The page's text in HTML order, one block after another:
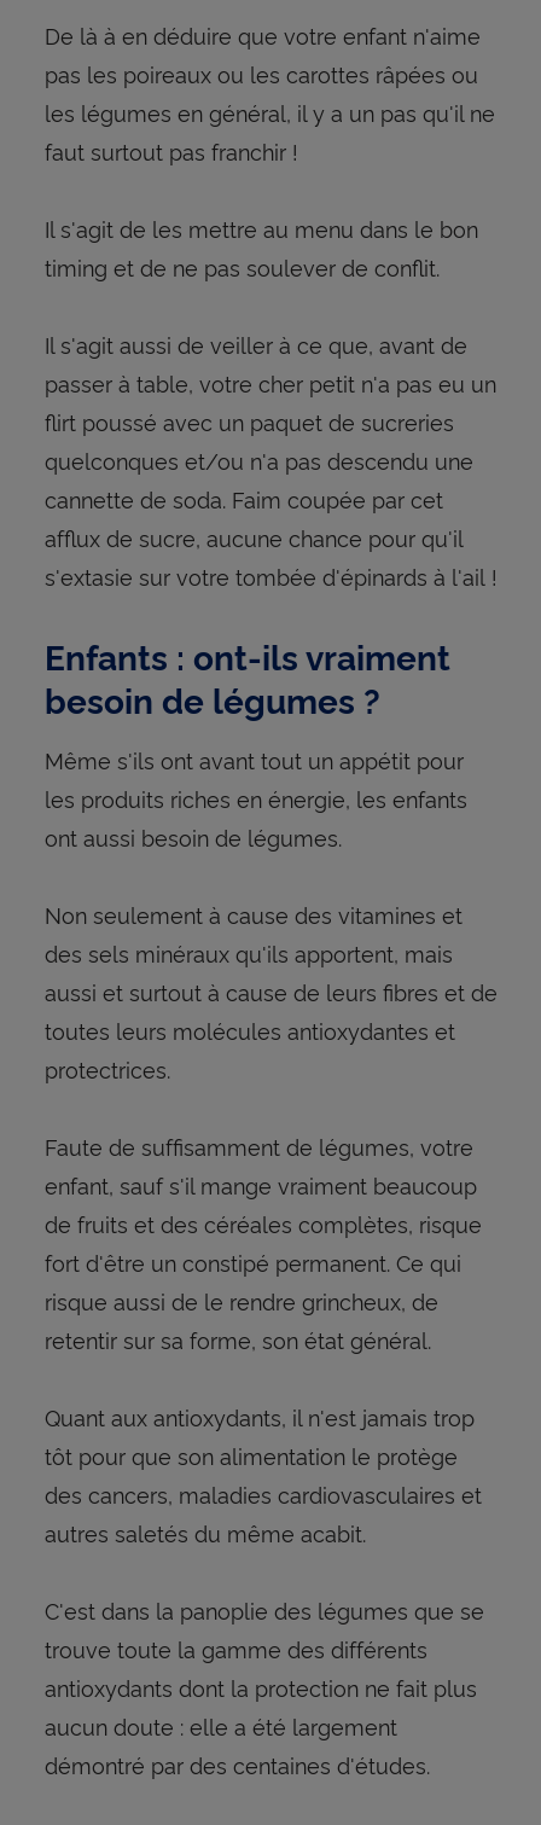
De là à en déduire que votre enfant n'aime
pas les poireaux ou les carottes râpées ou
les légumes en général, il y a un pas qu'il ne
faut surtout pas franchir !
Il s'agit de les mettre au menu dans le bon
timing et de ne pas soulever de conflit.
Il s'agit aussi de veiller à ce que, avant de
passer à table, votre cher petit n'a pas eu un
flirt poussé avec un paquet de sucreries
quelconques et/ou n'a pas descendu une
cannette de soda. Faim coupée par cet
afflux de sucre, aucune chance pour qu'il
s'extasie sur votre tombée d'épinards à l'ail !
Enfants : ont-ils vraiment
besoin de légumes ?
Même s'ils ont avant tout un appétit pour
les produits riches en énergie, les enfants
ont aussi besoin de légumes.
Non seulement à cause des vitamines et
des sels minéraux qu'ils apportent, mais
aussi et surtout à cause de leurs fibres et de
toutes leurs molécules antioxydantes et
protectrices.
Faute de suffisamment de légumes, votre
enfant, sauf s'il mange vraiment beaucoup
de fruits et des céréales complètes, risque
fort d'être un constipé permanent. Ce qui
risque aussi de le rendre grincheux, de
retentir sur sa forme, son état général.
Quant aux antioxydants, il n'est jamais trop
tôt pour que son alimentation le protège
des cancers, maladies cardiovasculaires et
autres saletés du même acabit.
C'est dans la panoplie des légumes que se
trouve toute la gamme des différents
antioxydants dont la protection ne fait plus
aucun doute : elle a été largement
démontré par des centaines d'études.